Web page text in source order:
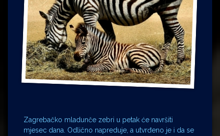
Mario Lovreković
Miroslav Šantek
Zagrebačko mladunče zebri u petak će navršiti
mjesec dana. Odlično napreduje, a utvrđeno je i da se